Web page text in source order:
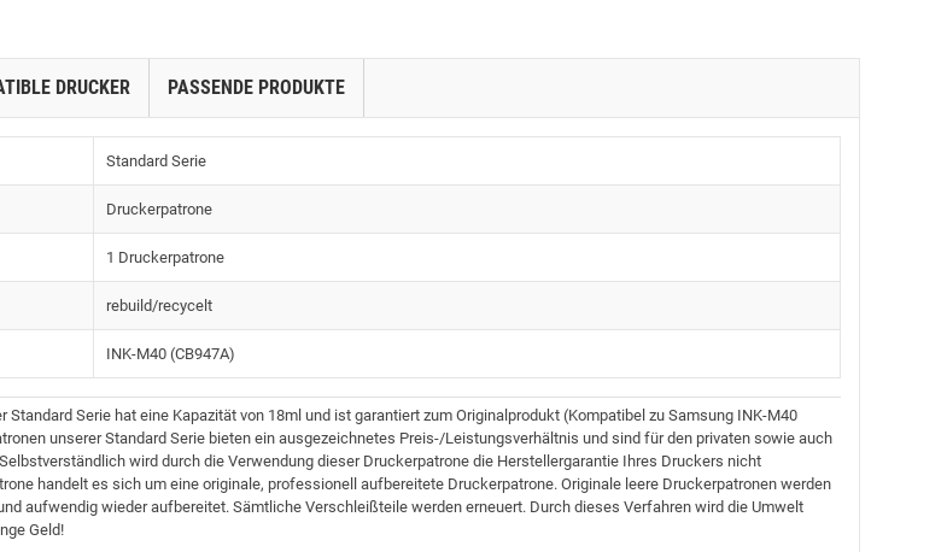
DRUCKER PASSENDE PRODUKTE
Standard Serie
Druckerpatrone
1 Druckerpatrone
rebuild/recycelt
INK-M40 (CB947A)
Standard Serie hat eine Kapazität von 18ml und ist garantiert zum Originalprodukt (Kompatibel zu Samsung INK-M40
unserer Standard Serie bieten ein ausgezeichnetes Preis-/Leistungsverhältnis und sind für den privaten sowie auch
wird durch die Verwendung dieser Druckerpatrone die Herstellergarantie Ihres Druckers nicht
handelt es sich um eine originale, professionell aufbereitete Druckerpatrone. Originale leere Druckerpatronen werden
aufwendig wieder aufbereitet. Sämtliche Verschleißteile werden erneuert. Durch dieses Verfahren wird die Umwelt
Geld!